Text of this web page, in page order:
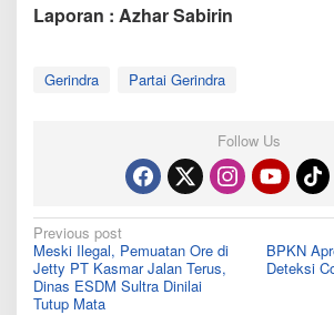
Laporan : Azhar Sabirin
Gerindra Partai Gerindra
Follow Us
Post
navigation
Previous post
Meski Ilegal, Pemuatan Ore di
Jetty PT Kasmar Jalan Terus,
Dinas ESDM Sultra Dinilai
Tutup Mata
BPKN
Deteksi